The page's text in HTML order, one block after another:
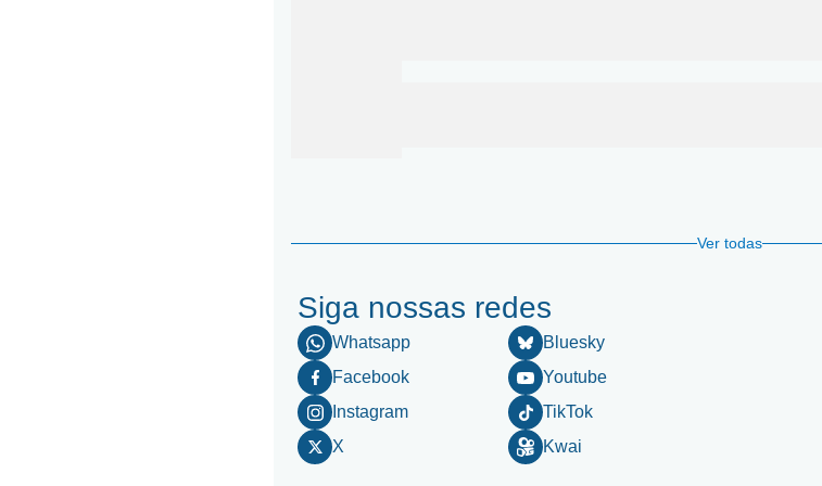
Ver todas
Siga nossas redes
Whatsapp
Facebook
Instagram
X
Bluesky
Youtube
TikTok
Kwai